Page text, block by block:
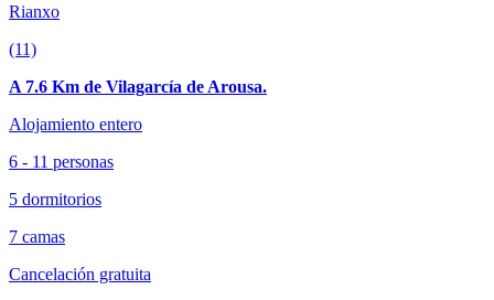
Rianxo
(11)
A 7.6 Km de Vilagarcía de Arousa.
Alojamiento entero
6 - 11 personas
5 dormitorios
7 camas
Cancelación gratuita